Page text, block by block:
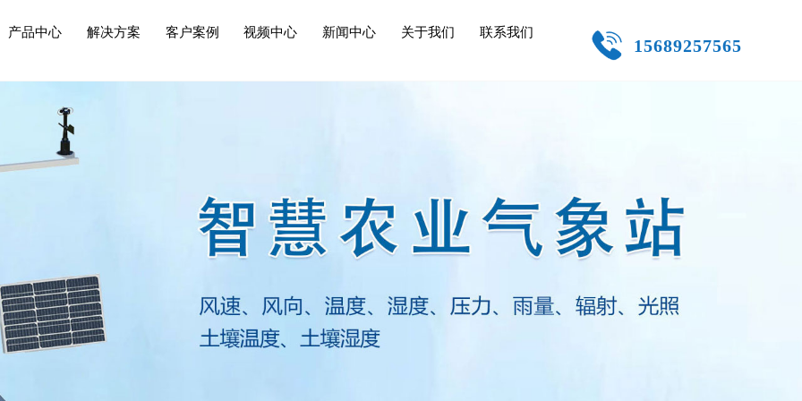
15689257565
产品中心 解决方案 客户案例 视频中心 新闻中心 关于我们 联系我们